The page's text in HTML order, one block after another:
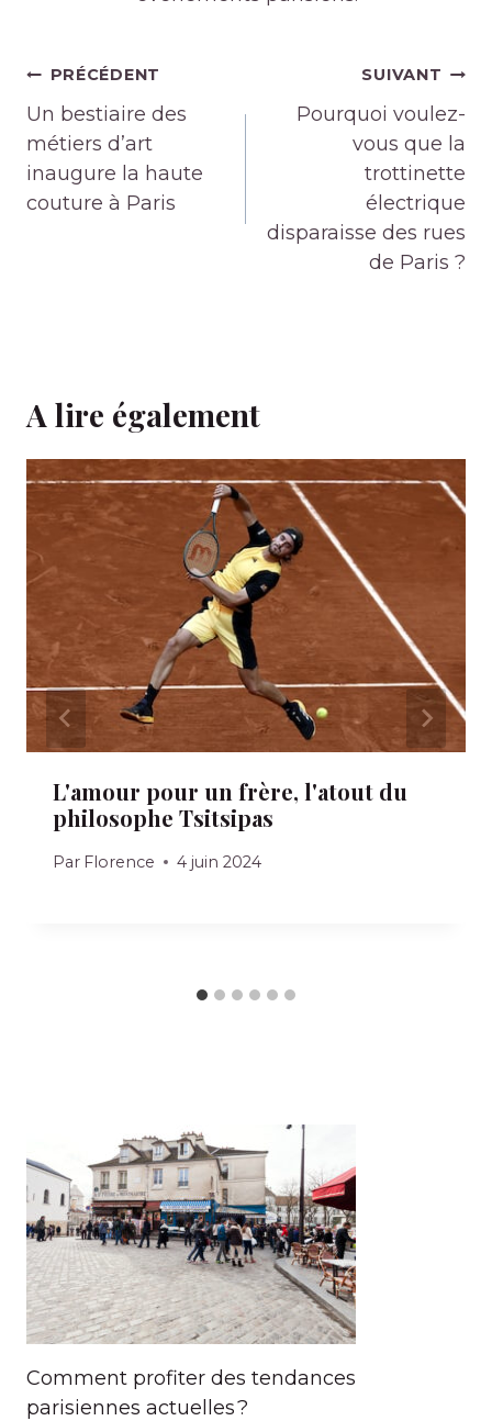
Navigation
de
l’article
PRÉCÉDENT
Un bestiaire des
métiers d’art
inaugure la haute
couture à Paris
SUIVANT
Pourquoi voulez-
vous que la
trottinette
électrique
disparaisse des rues
de Paris ?
A lire également
L'amour pour un frère, l'atout du
philosophe Tsitsipas
Par Florence 4 juin 2024
Comment profiter des tendances
parisiennes actuelles ?